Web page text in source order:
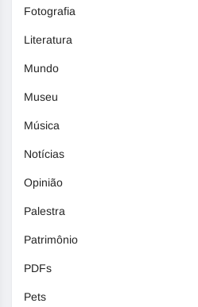
Fotografia
Literatura
Mundo
Museu
Música
Notícias
Opinião
Palestra
Patrimônio
PDFs
Pets